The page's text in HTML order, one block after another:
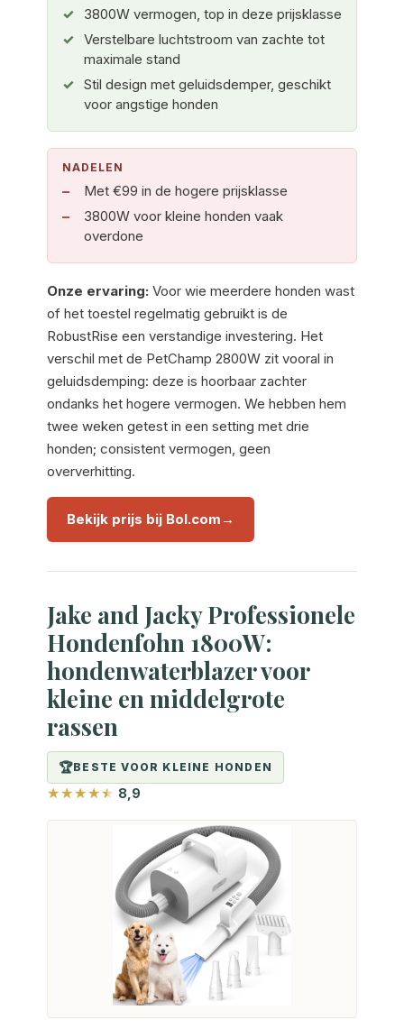
3800W vermogen, top in deze prijsklasse
Verstelbare luchtstroom van zachte tot
maximale stand
Stil design met geluidsdemper, geschikt
voor angstige honden
NADELEN
Met €99 in de hogere prijsklasse
3800W voor kleine honden vaak
overdone
Onze ervaring: Voor wie meerdere honden wast
of het toestel regelmatig gebruikt is de
RobustRise een verstandige investering. Het
verschil met de PetChamp 2800W zit vooral in
geluidsdemping: deze is hoorbaar zachter
ondanks het hogere vermogen. We hebben hem
twee weken getest in een setting met drie
honden; consistent vermogen, geen
oververhitting.
Bekijk prijs bij Bol.com
Jake and Jacky Professionele
Hondenfohn 1800W:
hondenwaterblazer voor
kleine en middelgrote
rassen
BESTE VOOR KLEINE HONDEN
8,9